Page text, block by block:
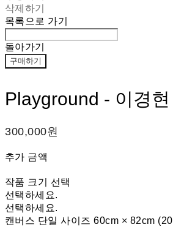
삭제하기
목록으로 가기
돌아가기
구매하기
Playground - 이경
300,000원
추가 금액
작품 크기 선택
선택하세요.
선택하세요.
캔버스 단일 사이즈 60cm × 82cm